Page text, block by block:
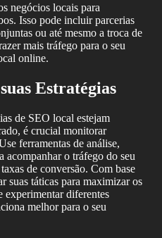
negócios locais para
Isso pode incluir parcerias
ou até mesmo a troca de
mais tráfego para o seu
online.
Estratégias
de SEO local estejam
é crucial monitorar
ferramentas de análise,
o tráfego do seu
de conversão. Com base
suas táticas para maximizar os
experimentar diferentes
melhor para o seu